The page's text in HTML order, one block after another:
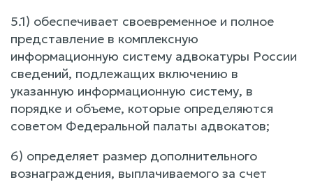
5.1) обеспечивает своевременное и полное
представление в комплексную
информационную систему адвокатуры России
сведений, подлежащих включению в
указанную информационную систему, в
порядке и объеме, которые определяются
советом Федеральной палаты адвокатов;
6) определяет размер дополнительного
вознаграждения, выплачиваемого за счет